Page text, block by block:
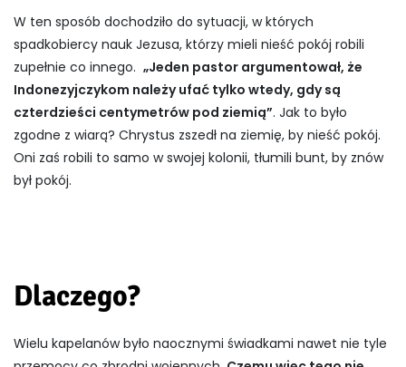
W ten sposób dochodziło do sytuacji, w których
spadkobiercy nauk Jezusa, którzy mieli nieść pokój robili
zupełnie co innego. „Jeden pastor argumentował, że
Indonezyjczykom należy ufać tylko wtedy, gdy są
czterdzieści centymetrów pod ziemią”. Jak to było
zgodne z wiarą? Chrystus zszedł na ziemię, by nieść pokój.
Oni zaś robili to samo w swojej kolonii, tłumili bunt, by znów
był pokój.
Dlaczego?
Wielu kapelanów było naocznymi świadkami nawet nie tyle